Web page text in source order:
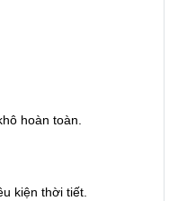
hoàn toàn.
kiện thời tiết.